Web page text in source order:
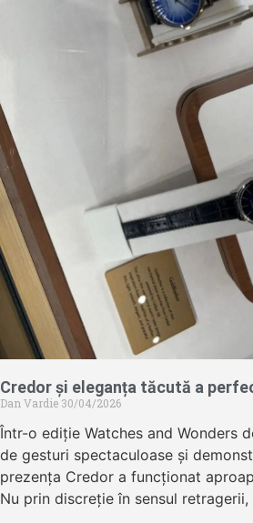
Credor și eleganța tăcută a
Dan Vardie 30/04/2026
Într-o ediție Watches and Wonders
de gesturi spectaculoase și
prezența Credor a funcționat
Nu prin discreție în sensul retragerii,